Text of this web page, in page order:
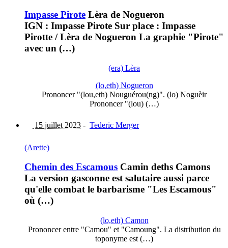
Impasse Pirote Lèra de Nogueron
IGN : Impasse Pirote Sur place : Impasse
Pirotte / Lèra de Nogueron La graphie "Pirote"
avec un (…)
(era) Lèra
(lo,eth) Nogueron
Prononcer "(lou,eth) Nouguérou(ng)". (lo) Noguèir
Prononcer "(lou) (…)
15 juillet 2023 - Tederic Merger
(Arette)
Chemin des Escamous Camin deths Camons
La version gasconne est salutaire aussi parce
qu'elle combat le barbarisme "Les Escamous"
où (…)
(lo,eth) Camon
Prononcer entre "Camou" et "Camoung". La distribution du
toponyme est (…)